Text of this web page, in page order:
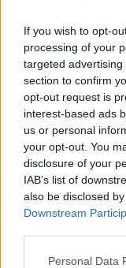
If you wish to opt-
processing of your
targeted
section to confirm
opt-out request is
interest-based ads
us or personal
your opt-out. You
disclosure of your
IAB’s list of
also be disclosed
Downstream
Please note that
Personal Data
Αν τα χάσατε